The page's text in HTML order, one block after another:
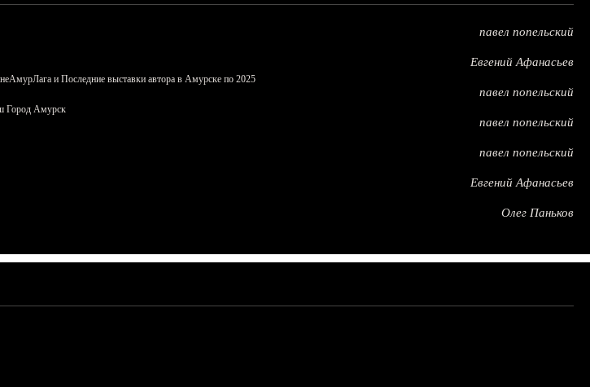
павел попельский
Евгений Афанасьев
и Последние выставки автора в Амурске по 2025
павел попельский
Город Амурск
павел попельский
павел попельский
Евгений Афанасьев
Олег Паньков